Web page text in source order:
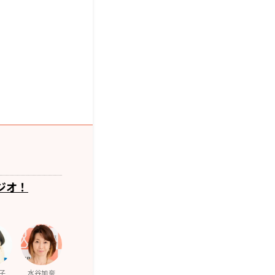
！
水谷加奈